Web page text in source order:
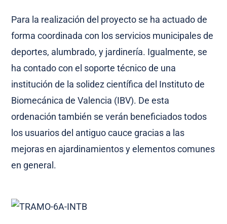
Para la realización del proyecto se ha actuado de
forma coordinada con los servicios municipales de
deportes, alumbrado, y jardinería. Igualmente, se
ha contado con el soporte técnico de una
institución de la solidez científica del Instituto de
Biomecánica de Valencia (IBV). De esta
ordenación también se verán beneficiados todos
los usuarios del antiguo cauce gracias a las
mejoras en ajardinamientos y elementos comunes
en general.